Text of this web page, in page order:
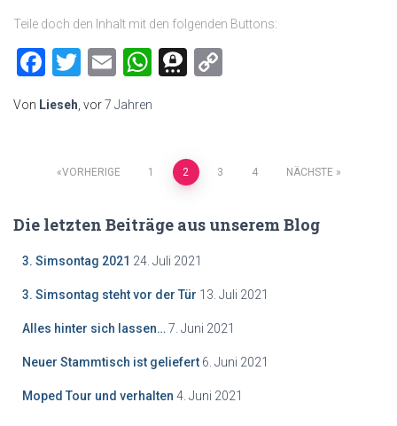
Teile doch den Inhalt mit den folgenden Buttons:
Facebook
Twitter
EmailWhatsApp
Threema
Von Lieseh , vor7 Jahren
Beitragsnavigation
VORHERIGE 1 2 3 4 NÄCHSTE
Die letzten Beiträge aus unserem Blog
3. Simsontag 2021 24. Juli 2021
3. Simsontag steht vor der Tür 13. Juli 2021
Alles hinter sich lassen… 7. Juni 2021
Neuer Stammtisch ist geliefert 6. Juni 2021
Moped Tour und verhalten 4. Juni 2021